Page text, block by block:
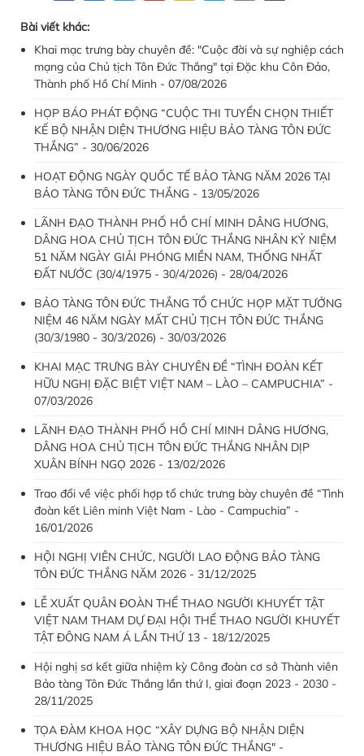
Bài viết khác:
Khai mạc trưng bày chuyên đề: "Cuộc đời và sự nghiệp cách
mạng của Chủ tịch Tôn Đức Thắng" tại Đặc khu Côn Đảo,
Thành phố Hồ Chí Minh - 07/08/2026
HỌP BÁO PHÁT ĐỘNG “CUỘC THI TUYỂN CHỌN THIẾT
KẾ BỘ NHẬN DIỆN THƯƠNG HIỆU BẢO TÀNG TÔN ĐỨC
THẮNG” - 30/06/2026
HOẠT ĐỘNG NGÀY QUỐC TẾ BẢO TÀNG NĂM 2026 TẠI
BẢO TÀNG TÔN ĐỨC THẮNG - 13/05/2026
LÃNH ĐẠO THÀNH PHỐ HỒ CHÍ MINH DÂNG HƯƠNG,
DÂNG HOA CHỦ TỊCH TÔN ĐỨC THẮNG NHÂN KỶ NIỆM
51 NĂM NGÀY GIẢI PHÓNG MIỀN NAM, THỐNG NHẤT
ĐẤT NƯỚC (30/4/1975 - 30/4/2026) - 28/04/2026
BẢO TÀNG TÔN ĐỨC THẮNG TỔ CHỨC HỌP MẶT TƯỞNG
NIỆM 46 NĂM NGÀY MẤT CHỦ TỊCH TÔN ĐỨC THẮNG
(30/3/1980 - 30/3/2026) - 30/03/2026
KHAI MẠC TRƯNG BÀY CHUYÊN ĐỀ “TÌNH ĐOÀN KẾT
HỮU NGHỊ ĐẶC BIỆT VIỆT NAM – LÀO – CAMPUCHIA” -
07/03/2026
LÃNH ĐẠO THÀNH PHỐ HỒ CHÍ MINH DÂNG HƯƠNG,
DÂNG HOA CHỦ TỊCH TÔN ĐỨC THẮNG NHÂN DỊP
XUÂN BÍNH NGỌ 2026 - 13/02/2026
Trao đổi về việc phối hợp tổ chức trưng bày chuyên đề “Tình
đoàn kết Liên minh Việt Nam - Lào - Campuchia” -
16/01/2026
HỘI NGHỊ VIÊN CHỨC, NGƯỜI LAO ĐỘNG BẢO TÀNG
TÔN ĐỨC THẮNG NĂM 2026 - 31/12/2025
LỄ XUẤT QUÂN ĐOÀN THỂ THAO NGƯỜI KHUYẾT TẬT
VIỆT NAM THAM DỰ ĐẠI HỘI THỂ THAO NGƯỜI KHUYẾT
TẬT ĐÔNG NAM Á LẦN THỨ 13 - 18/12/2025
Hội nghị sơ kết giữa nhiệm kỳ Công đoàn cơ sở Thành viên
Bảo tàng Tôn Đức Thắng lần thứ I, giai đoạn 2023 - 2030 -
28/11/2025
TỌA ĐÀM KHOA HỌC “XÂY DỰNG BỘ NHẬN DIỆN
THƯƠNG HIỆU BẢO TÀNG TÔN ĐỨC THẮNG" -